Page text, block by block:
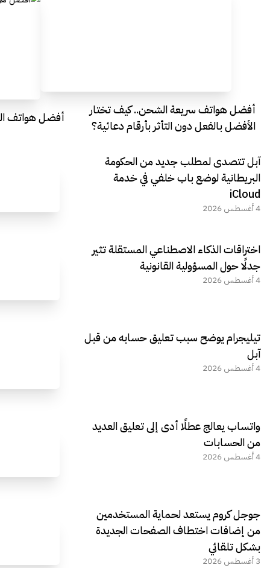
أفضل هواتف سريعة الشحن.. كيف تختار
الأفضل بالفعل دون التأثر بأرقام دعائية؟
أفضل هواتف
آبل تتصدى لمطلب جديد من الحكومة
البريطانية لوضع باب خلفي في خدمة
iCloud
4 أغسطس 2026
اختراقات الذكاء الاصطناعي المستقلة تثير
جدلًا حول المسؤولية القانونية
4 أغسطس 2026
تيليجرام يوضح سبب تعليق حسابه من قبل
آبل
4 أغسطس 2026
واتساب يعالج عطلًا أدى إلى تعليق العديد
من الحسابات
4 أغسطس 2026
جوجل كروم يستعد لحماية المستخدمين
من إضافات اختطاف الصفحات الجديدة
بشكل تلقائي
3 أغسطس 2026